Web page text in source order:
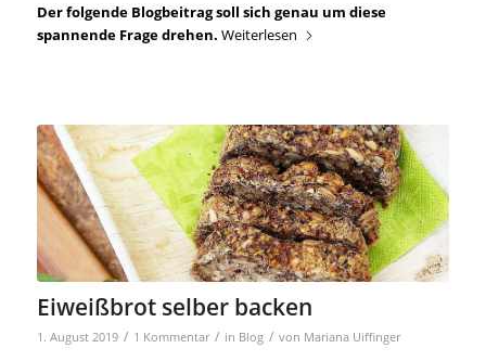
Der folgende Blogbeitrag soll sich genau um diese
spannende Frage drehen. Weiterlesen
Eiweißbrot selber backen
1. August 2019 / 1 Kommentar / in Blog / von Mariana Uiffinger